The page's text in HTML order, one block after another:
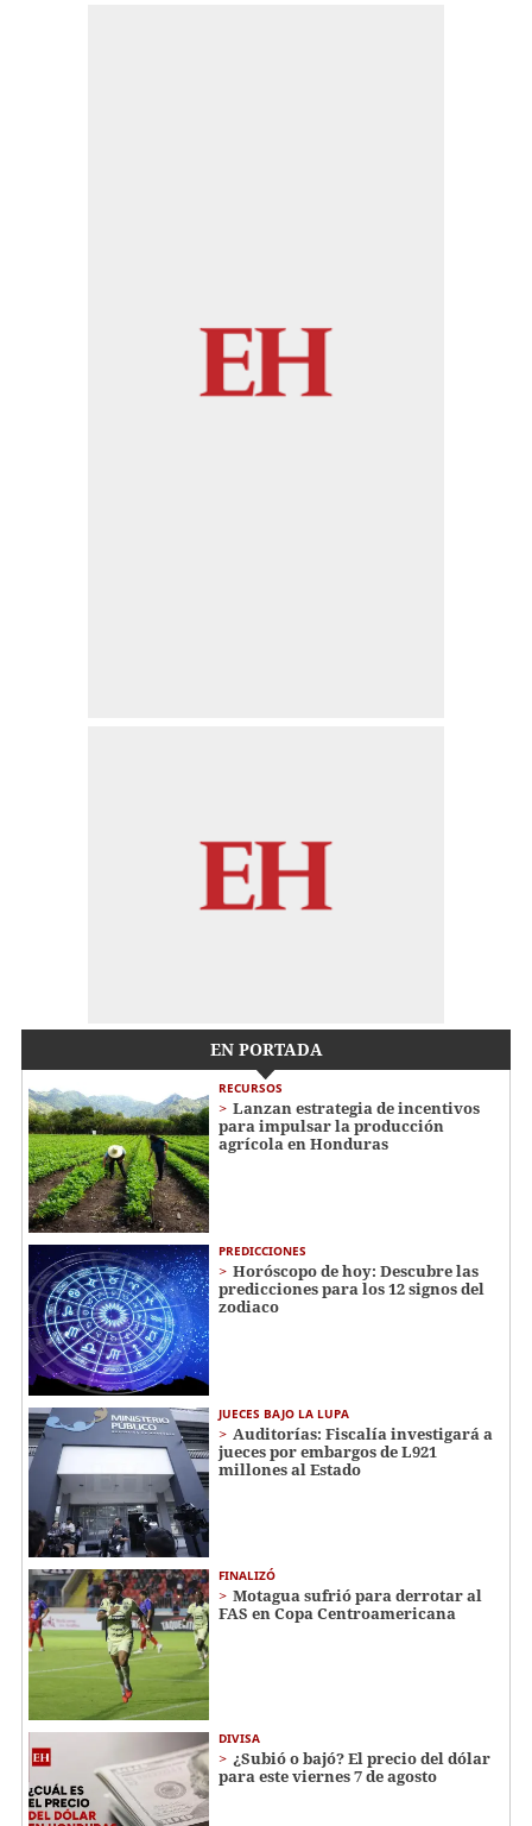
EN PORTADA
RECURSOS
Lanzan estrategia de incentivos
para impulsar la producción
agrícola en Honduras
PREDICCIONES
Horóscopo de hoy: Descubre las
predicciones para los 12 signos del
zodiaco
JUECES BAJO LA LUPA
Auditorías: Fiscalía investigará a
jueces por embargos de L921
millones al Estado
FINALIZÓ
Motagua sufrió para derrotar al
FAS en Copa Centroamericana
DIVISA
¿Subió o bajó? El precio del dólar
para este viernes 7 de agosto